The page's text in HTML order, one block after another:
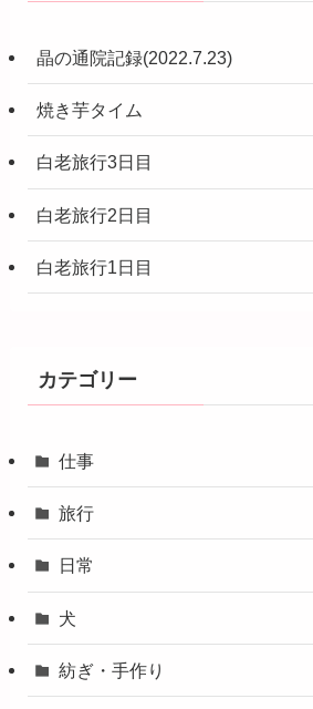
晶の通院記録(2022.7.23)
焼き芋タイム
白老旅行3日目
白老旅行2日目
白老旅行1日目
カテゴリー
仕事
旅行
日常
犬
紡ぎ・手作り